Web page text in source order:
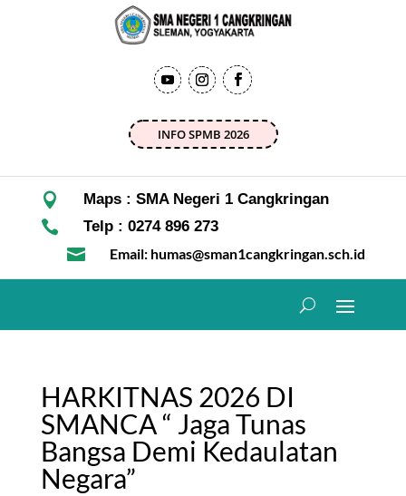
INFO SPMB 2026
 Maps : SMA Negeri 1 Cangkringan
 Telp : 0274 896 273
 Email: humas@sman1cangkringan.sch.id
HARKITNAS 2026 DI
SMANCA “ Jaga Tunas
Bangsa Demi Kedaulatan
Negara”